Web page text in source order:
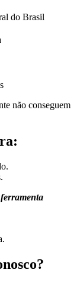
do Brasil
não conseguem